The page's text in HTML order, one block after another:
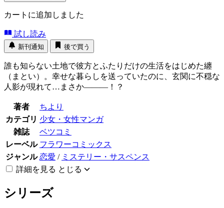
カートに追加しました
試し読み
新刊通知 後で買う
誰も知らない土地で彼方とふたりだけの生活をはじめた纏
（まとい）。幸せな暮らしを送っていたのに、玄関に不穏な
人影が現れて…まさか―――！？
著者
ちより
カテゴリ 少女・女性マンガ
雑誌
ベツコミ
レーベル フラワーコミックス
ジャンル 恋愛 / ミステリー・サスペンス
詳細を見る とじる
シリーズ